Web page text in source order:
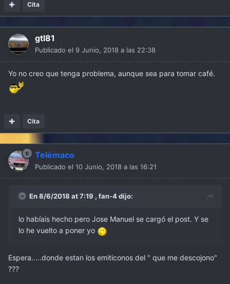
Cita
gtl81
Publicado el 9 Junio, 2018 a las 22:38
Yo no creo que tenga problema, aunque sea para tomar café.
Cita
Telémaco
Publicado el 10 Junio, 2018 a las 16:21
En 8/6/2018 at 7:19 , fan-4dijo:
lo habíais hecho pero Jose Manuel se cargó el post. Y se
lo he vuelto a poner yo
Espera.....donde estan los emiticonos del " que me descojono"
???